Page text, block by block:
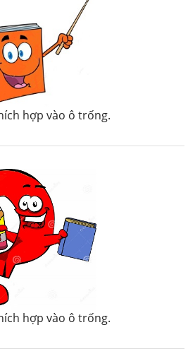
hợp vào ô trống.
hợp vào ô trống.